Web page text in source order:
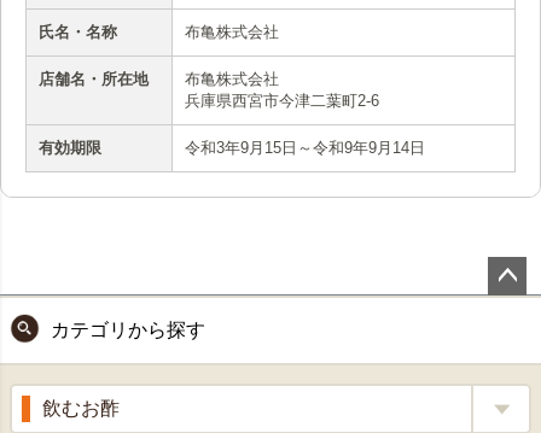
氏名・名称 布亀株式会社
店舗名・所在地
布亀株式会社
兵庫県西宮市今津二葉町2-6
有効期限 令和3年9月15日～令和9年9月14日
ップ
へ
カテゴリから探す
飲むお酢